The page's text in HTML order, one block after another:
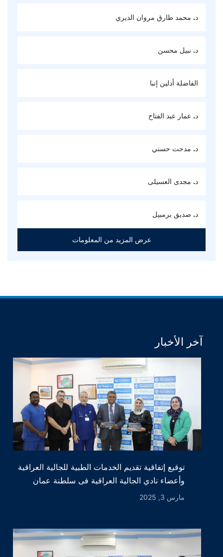
د. محمد طارق مروان الديري
د. نبيل محسن
الفاضلة أدلين إنبا
د. عمار عبد الفتاح
د. مدحت حسني
د. مجدى العسيلى
د. صديق برمبيل
عرض المزيد من المعلومات
آخر الأخبار
توقيع إتفاقية تقديم الخدمات الطبية للجالية العراقية
وأعضاء نادي الجالية العراقية فى سلطنة عمان
مارس 3, 2025